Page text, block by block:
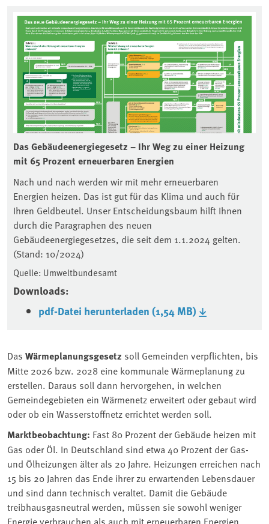
Das Gebäudeenergiegesetz – Ihr Weg zu einer Heizung
mit 65 Prozent erneuerbaren Energien
Nach und nach werden wir mit mehr erneuerbaren
Energien heizen. Das ist gut für das Klima und auch für
Ihren Geldbeutel. Unser Entscheidungsbaum hilft Ihnen
durch die Paragraphen des neuen
Gebäudeenergiegesetzes, die seit dem 1.1.2024 gelten.
(Stand: 10/2024)
Quelle: Umweltbundesamt
Downloads:
pdf-Datei herunterladen (1,54 MB)
Das Wärmeplanungsgesetz soll Gemeinden verpflichten, bis
Mitte 2026 bzw. 2028 eine kommunale Wärmeplanung zu
erstellen. Daraus soll dann hervorgehen, in welchen
Gemeindegebieten ein Wärmenetz erweitert oder gebaut wird
oder ob ein Wasserstoffnetz errichtet werden soll.
Marktbeobachtung: Fast 80 Prozent der Gebäude heizen mit
Gas oder Öl. In Deutschland sind etwa 40 Prozent der Gas-
und Ölheizungen älter als 20 Jahre. Heizungen erreichen nach
15 bis 20 Jahren das Ende ihrer zu erwartenden Lebensdauer
und sind dann technisch veraltet. Damit die Gebäude
treibhausgasneutral werden, müssen sie sowohl weniger
Energie verbrauchen als auch mit erneuerbaren Energien